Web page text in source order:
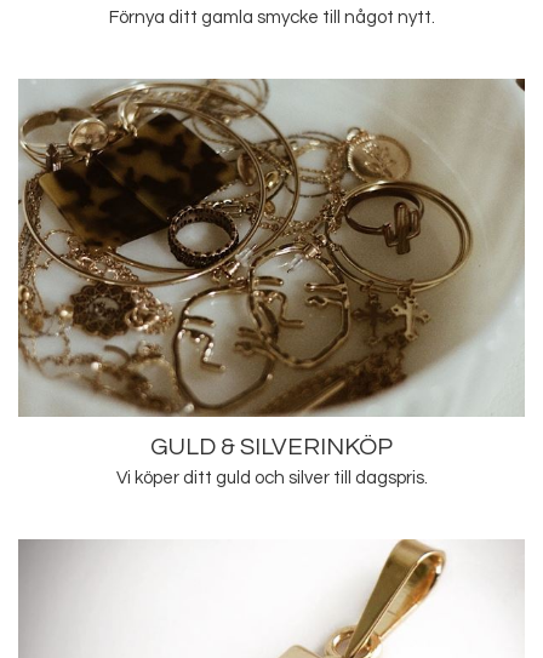
Förnya ditt gamla smycke till något nytt.
GULD & SILVERINKÖP
Vi köper ditt guld och silver till dagspris.